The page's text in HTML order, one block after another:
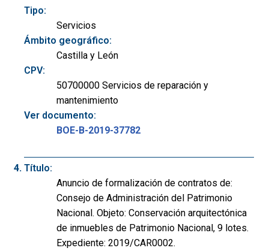
Tipo:
Servicios
Ámbito geográfico:
Castilla y León
CPV:
50700000 Servicios de reparación y
mantenimiento
Ver documento:
BOE-B-2019-37782
Título:
Anuncio de formalización de contratos de:
Consejo de Administración del Patrimonio
Nacional. Objeto: Conservación arquitectónica
de inmuebles de Patrimonio Nacional, 9 lotes.
Expediente: 2019/CAR0002.